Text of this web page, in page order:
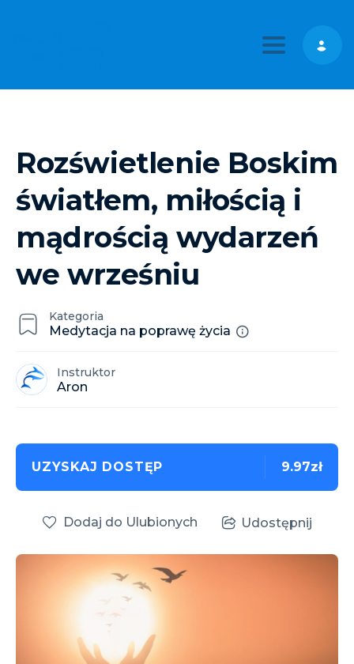
Toggle
Kategoria
Medytacja na poprawę życia
Instruktor
Aron
Rozświetlenie Boskim
światłem, miłością i
mądrością wydarzeń
we wrześniu
UZYSKAJ DOSTĘP 9.97zł
Dodaj do Ulubionych Udostępnij